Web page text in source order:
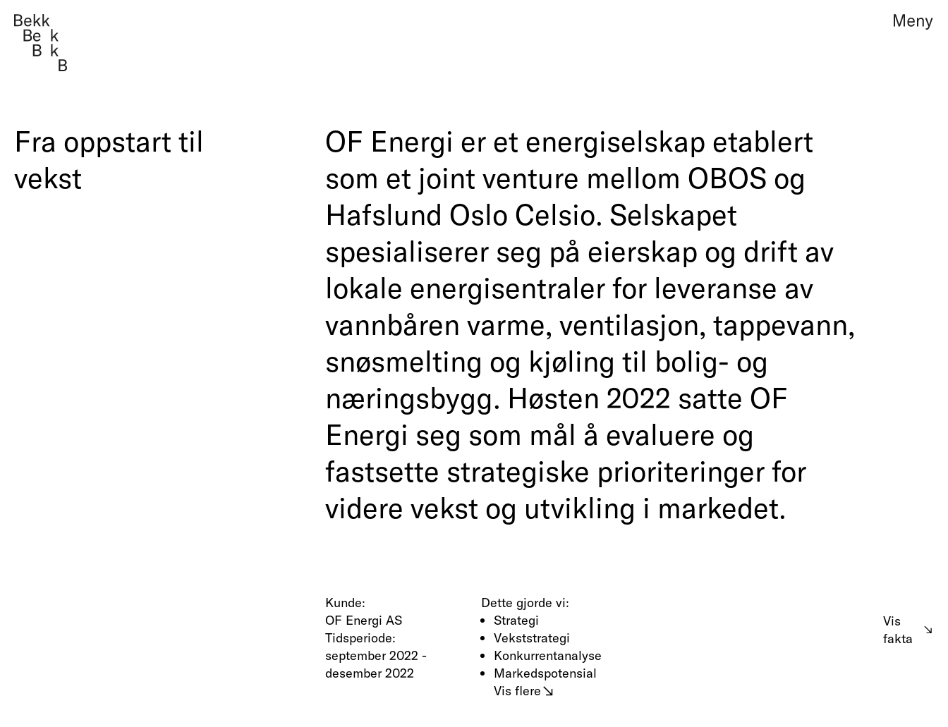
Om oss
Teknologi, design og produktledelse
Management consulting
Fra oppstart til
vekst
OF Energi er et energiselskap etablert
som et joint venture mellom OBOS og
Hafslund Oslo Celsio. Selskapet
spesialiserer seg på eierskap og drift av
lokale energisentraler for leveranse av
vannbåren varme, ventilasjon, tappevann,
snøsmelting og kjøling til bolig- og
næringsbygg. Høsten 2022 satte OF
Energi seg som mål å evaluere og
fastsette strategiske prioriteringer for
videre vekst og utvikling i markedet.
Kunde:
OF Energi AS
Tidsperiode:
september 2022 -
desember 2022
Dette gjorde vi:
Strategi
Vekststrategi
Konkurrentanalyse
Markedspotensial
Vis flere
Vis
fakta